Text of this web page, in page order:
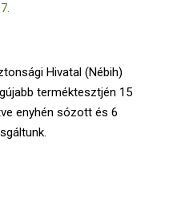
Hivatal (Nébih)
terméktesztjén 15
enyhén sózott és 6